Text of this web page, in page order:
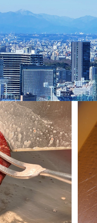
千羽鶴＜SENBAZURU
＞
なだ万本店 山茶花荘＜
SAZANKA-SO＞
久兵衛（ザ・メイン）＜
KYUBEY＞
にいづ
カフェ・ラウンジ
SATSUKI